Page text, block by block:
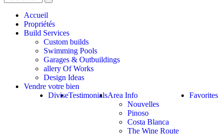
Accueil
Propriétés
Build Services
Custom builds
Swimming Pools
Garages & Outbuildings
allery Of Works
Design Ideas
Vendre votre bien
Favorites
Area Info
Nouvelles
Pinoso
Costa Blanca
The Wine Route
Testimonials
Divise